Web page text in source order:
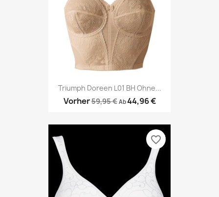
Triumph Doreen L01 BH Ohne...
Vorher59,95 € Ab44,96 €
favorite_border